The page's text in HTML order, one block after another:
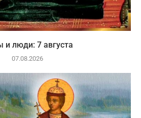
и люди: 7 августа
07.08.2026